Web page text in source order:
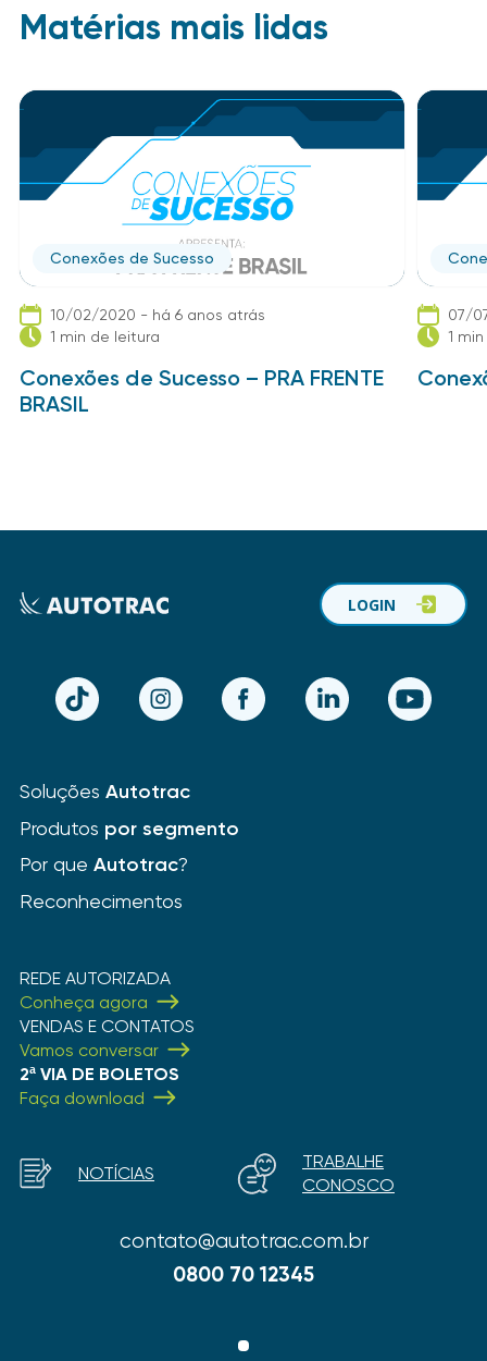
Matérias mais lidas
Conexões de Sucesso
10/02/2020 - há 6 anos atrás
1 min de leitura
Conexões de Sucesso – PRA FRENTE
BRASIL
07/
1
TikTok Instagram Facebook LinkedIn YouTube
LOGIN
Soluções Autotrac
Produtos por segmento
Por que Autotrac?
Reconhecimentos
REDE AUTORIZADA
Conheça agora
VENDAS E CONTATOS
Vamos conversar
2ª VIA DE BOLETOS
Faça download
contato@autotrac.com.br
0800 70 12345
NOTÍCIAS
TRABALHE
CONOSCO